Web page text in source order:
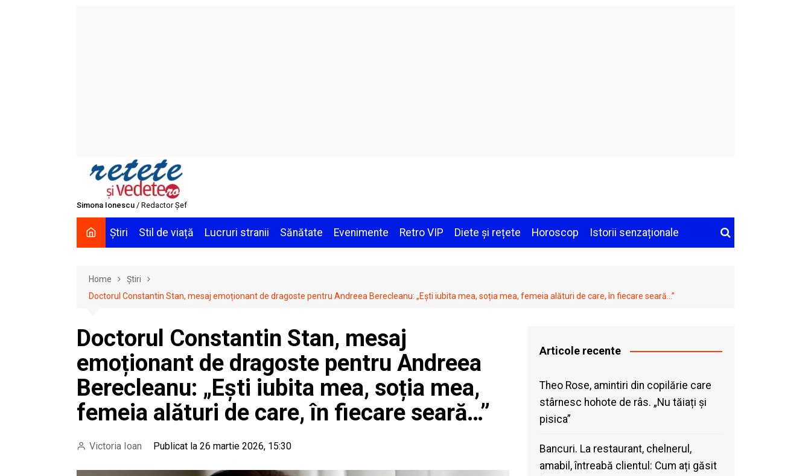
Simona Ionescu / Redactor Șef
Știri Stil de viață Lucruri stranii Sănătate Evenimente Retro VIP Diete și rețete Horoscop Istorii senzaționale
Home
Știri
Doctorul Constantin Stan, mesaj emoționant de dragoste pentru Andreea Berecleanu: „Ești iubita mea, soția mea, femeia alături de care, în fiecare seară…”
Doctorul Constantin Stan, mesaj
emoționant de dragoste pentru Andreea
Berecleanu: „Ești iubita mea, soția mea,
femeia alături de care, în fiecare seară…”
Victoria Ioan Publicat la 26 martie 2026, 15:30
Articole recente
Theo Rose, amintiri din copilărie care
stârnesc hohote de râs. „Nu tăiați și
pisica”
Bancuri. La restaurant, chelnerul,
amabil, întreabă clientul: Cum ați găsit